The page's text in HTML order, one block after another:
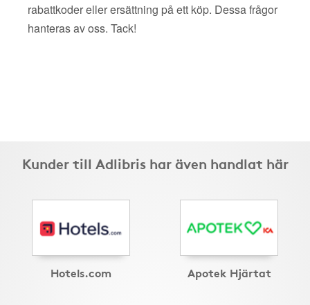
rabattkoder eller ersättning på ett köp. Dessa frågor
hanteras av oss. Tack!
Kunder till Adlibris har även handlat här
Hotels.com Apotek Hjärtat